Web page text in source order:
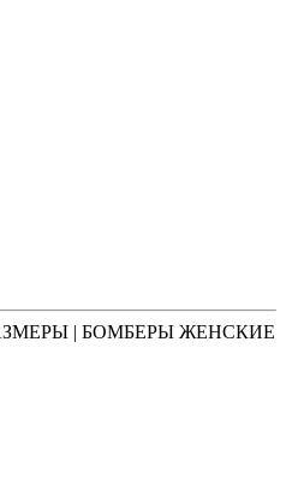
| БОМБЕРЫ ЖЕНСКИЕ